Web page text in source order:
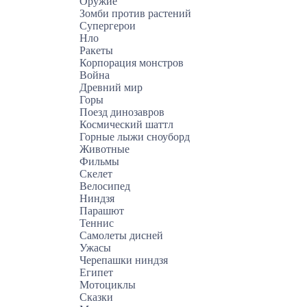
Зомби против растений
Супергерои
Нло
Ракеты
Корпорация монстров
Война
Древний мир
Горы
Поезд динозавров
Космический шаттл
Горные лыжи сноуборд
Животные
Фильмы
Скелет
Велосипед
Ниндзя
Парашют
Теннис
Самолеты дисней
Ужасы
Черепашки ниндзя
Египет
Мотоциклы
Сказки